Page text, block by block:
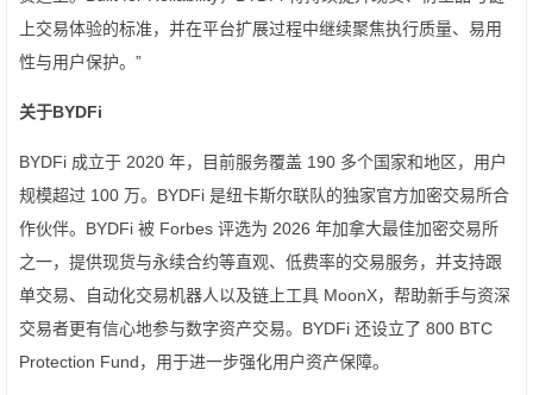
上交易体验的标准，并在平台扩展过程中继续聚焦执行质量、易用
性与用户保护。”
关于BYDFi
BYDFi 成立于 2020 年，目前服务覆盖 190 多个国家和地区，用户
规模超过 100 万。BYDFi 是纽卡斯尔联队的独家官方加密交易所合
作伙伴。BYDFi 被 Forbes 评选为 2026 年加拿大最佳加密交易所
之一，提供现货与永续合约等直观、低费率的交易服务，并支持跟
单交易、自动化交易机器人以及链上工具 MoonX，帮助新手与资深
交易者更有信心地参与数字资产交易。BYDFi 还设立了 800 BTC
Protection Fund，用于进一步强化用户资产保障。